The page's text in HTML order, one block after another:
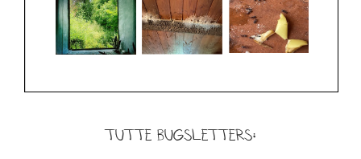
tutte Bugsletters: